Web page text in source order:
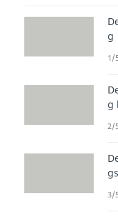
3
g
1/
g
2/
3/